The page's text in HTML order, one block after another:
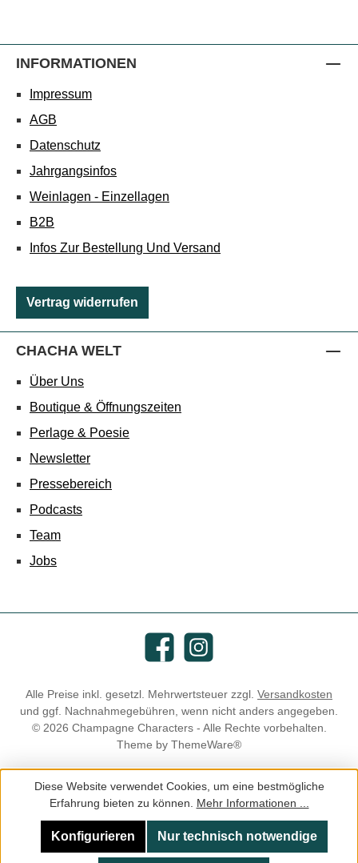
INFORMATIONEN
Impressum
AGB
Datenschutz
Jahrgangsinfos
Weinlagen - Einzellagen
B2B
Infos Zur Bestellung Und Versand
Vertrag widerrufen
CHACHA WELT
Über Uns
Boutique & Öffnungszeiten
Perlage & Poesie
Newsletter
Pressebereich
Podcasts
Team
Jobs
FacebookInstagram
Alle Preise inkl. gesetzl. Mehrwertsteuer zzgl. Versandkosten
und ggf. Nachnahmegebühren, wenn nicht anders angegeben.
© 2026 Champagne Characters - Alle Rechte vorbehalten.
Theme by ThemeWare®
Diese Website verwendet Cookies, um eine bestmögliche
Erfahrung bieten zu können. Mehr Informationen ...
Nur technisch notwendige
Konfigurieren